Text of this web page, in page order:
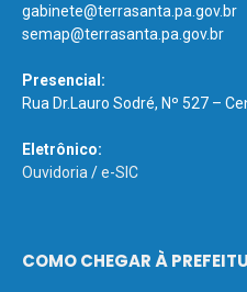
gabinete@terrasanta.pa.gov.br
semap@terrasanta.pa.gov.br
Presencial:
Rua Dr.Lauro Sodré, Nº 527 –
Eletrônico:
Ouvidoria /e-SIC
COMO CHEGAR À